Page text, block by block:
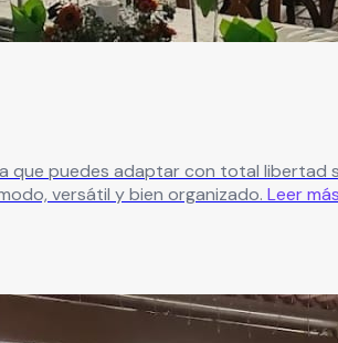
con total libertad según el tamaño de tu evento.
versátil y bien organizado. Leer más